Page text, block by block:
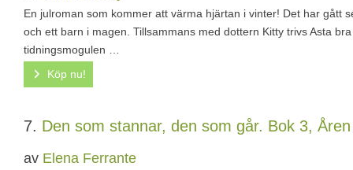
En julroman som kommer att värma hjärtan i vinter! Det har gått
och ett barn i magen. Tillsammans med dottern Kitty trivs Asta
tidningsmogulen …
Köp nu!
7. Den som stannar, den som går. Bok 3,
av Elena Ferrante